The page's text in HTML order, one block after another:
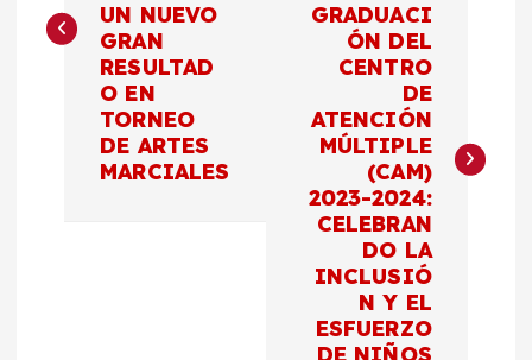
e
UN NUEVO
GRAN
RESULTAD
O EN
TORNEO
DE ARTES
MARCIALES
GRADUACI
ÓN DEL
CENTRO
DE
ATENCIÓN
MÚLTIPLE
(CAM)
2023-2024:
CELEBRAN
DO LA
INCLUSIÓ
N Y EL
ESFUERZO